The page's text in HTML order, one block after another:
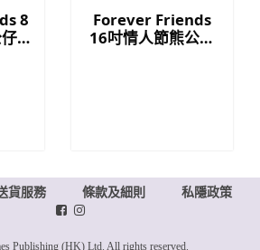
8
Forever Friends
16吋情人節熊公仔
貨服務 條款及細則 私隱政策
Publishing (HK) Ltd. All rights reserved.